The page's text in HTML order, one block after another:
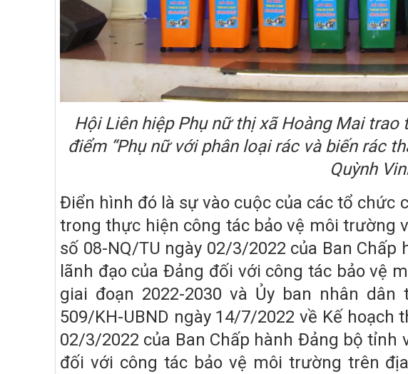
Hội Liên hiệp Phụ nữ thị xã Hoàng Mai
điểm “Phụ nữ với phân loại rác và biến rác
Quỳnh
Điển hình đó là sự vào cuộc của các tổ
trong thực hiện công tác bảo vệ môi trường
số 08-NQ/TU ngày 02/3/2022 của Ban
lãnh đạo của Đảng đối với công tác bảo vệ
giai đoạn 2022-2030 và Ủy ban nhân
509/KH-UBND ngày 14/7/2022 về Kế hoạch
02/3/2022 của Ban Chấp hành Đảng bộ
đối với công tác bảo vệ môi trường trên